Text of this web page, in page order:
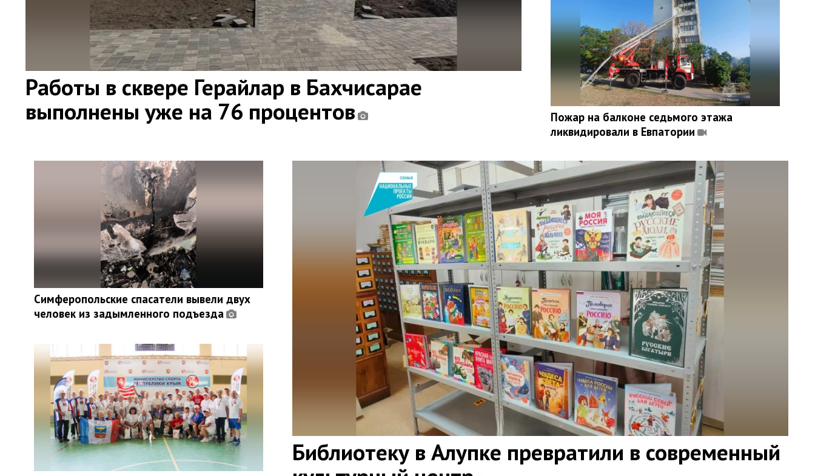
Работы в сквере Герайлар в Бахчисарае
выполнены уже на 76 процентов
Пожар на балконе седьмого этажа
ликвидировали в Евпатории
Библиотеку в Алупке превратили в современный
Симферопольские спасатели вывели двух
человек из задымленного подъезда